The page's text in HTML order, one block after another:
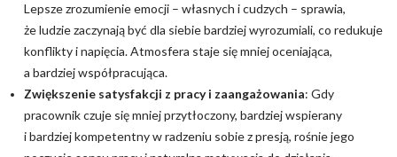
Lepsze zrozumienie emocji – własnych i cudzych – sprawia,
że ludzie zaczynają być dla siebie bardziej wyrozumiali, co redukuje
konflikty i napięcia. Atmosfera staje się mniej oceniająca,
a bardziej współpracująca.
Zwiększenie satysfakcji z pracy i zaangażowania: Gdy
pracownik czuje się mniej przytłoczony, bardziej wspierany
i bardziej kompetentny w radzeniu sobie z presją, rośnie jego